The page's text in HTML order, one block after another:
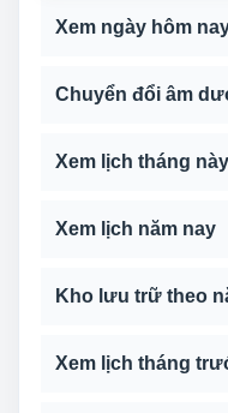
Xem ngày hôm
Chuyển đổi âm
Xem lịch tháng này
Xem lịch năm nay
Kho lưu trữ theo
Xem lịch tháng